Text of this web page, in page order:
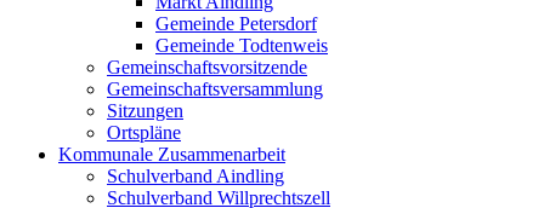
Gemeinde Petersdorf
Gemeinde Todtenweis
Gemeinschaftsvorsitzende
Gemeinschaftsversammlung
Sitzungen
Ortspläne
Kommunale Zusammenarbeit
Schulverband Aindling
Schulverband Willprechtszell